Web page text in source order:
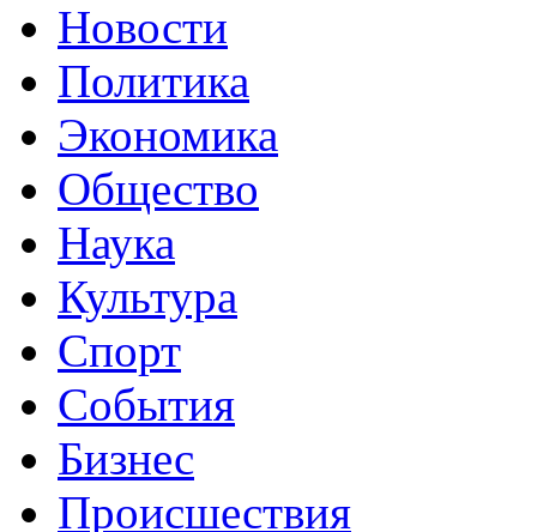
Новости
Политика
Экономика
Общество
Наука
Культура
Спорт
События
Бизнес
Происшествия